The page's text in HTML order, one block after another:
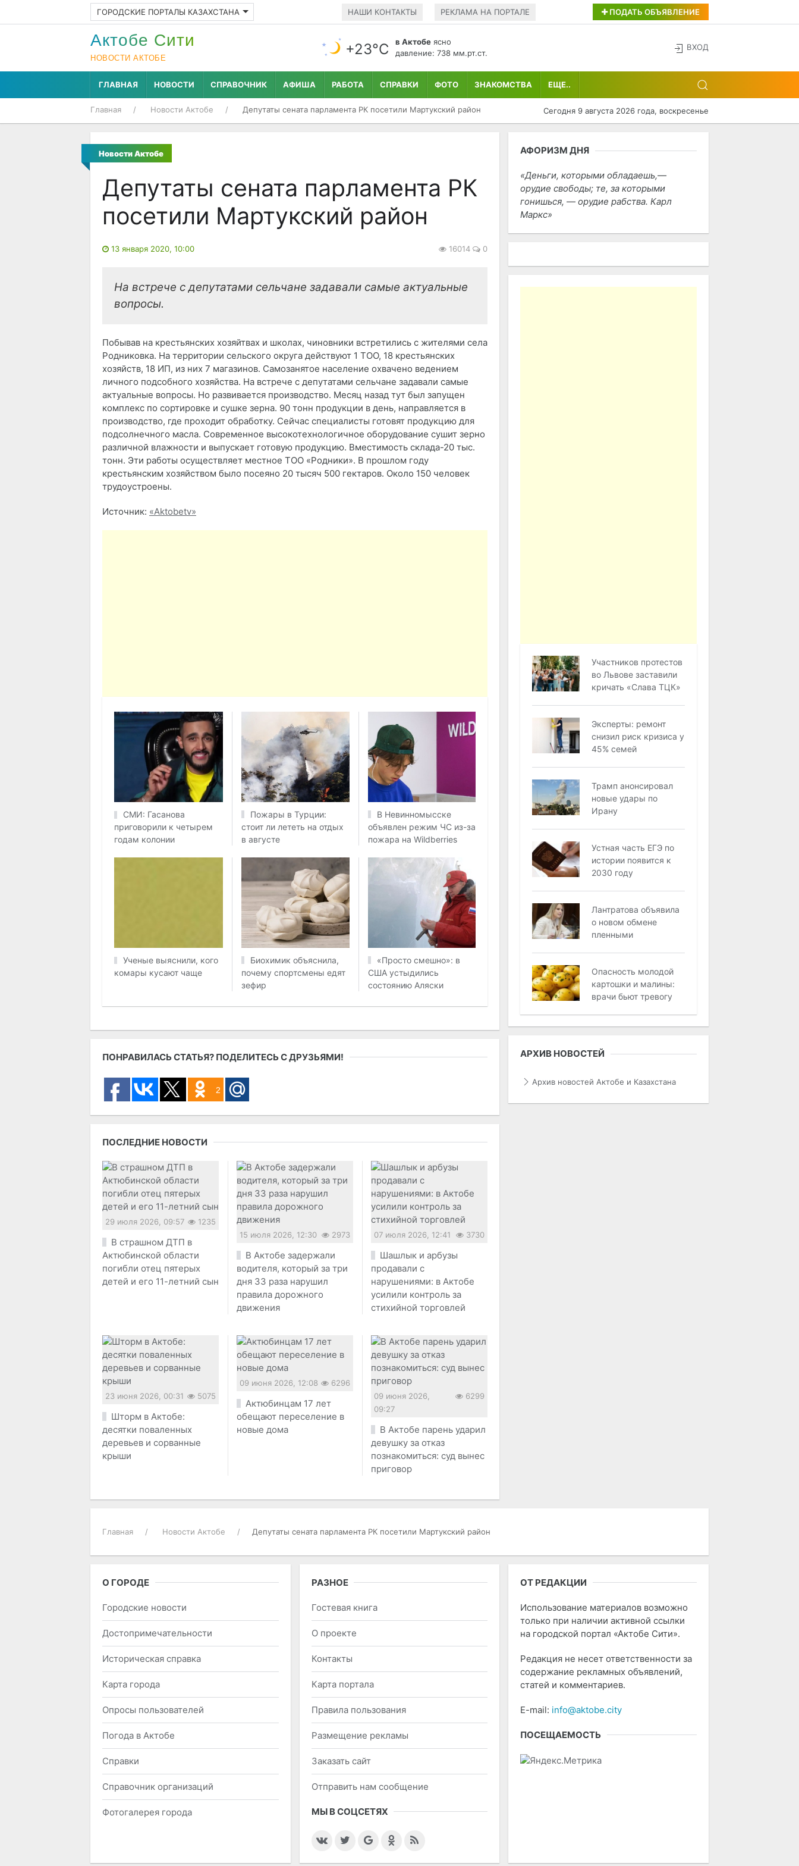
ГОРОДСКИЕ ПОРТАЛЫ КАЗАХСТАНА НАШИ КОНТАКТЫ РЕКЛАМА НА ПОРТАЛЕ ПОДАТЬ ОБЪЯВЛЕНИЕ
Актобе Cити
НОВОСТИ АКТОБЕ
+23°С в Актобе ясно
давление: 738 мм.рт.ст.
ВХОД
ГЛАВНАЯ НОВОСТИ СПРАВОЧНИК АФИША РАБОТА СПРАВКИ ФОТО ЗНАКОМСТВА ЕЩЕ..
Главная Новости Актобе Депутаты сената парламента РК посетили Мартукский район Сегодня 9 августа 2026 года, воскресенье
Новости Актобе
Депутаты сената парламента РК
посетили Мартукский район
13 января 2020, 10:00 16014 0
На встрече с депутатами сельчане задавали самые актуальные
вопросы.
Побывав на крестьянских хозяйтвах и школах, чиновники встретились с жителями села
Родниковка. На территории сельского округа действуют 1 ТОО, 18 крестьянских
хозяйств, 18 ИП, из них 7 магазинов. Самозанятое население охвачено ведением
личного подсобного хозяйства. На встрече с депутатами сельчане задавали самые
актуальные вопросы. Но развивается производство. Месяц назад тут был запущен
комплекс по сортировке и сушке зерна. 90 тонн продукции в день, направляется в
производство, где проходит обработку. Сейчас специалисты готовят продукцию для
подсолнечного масла. Современное высокотехнологичное оборудование сушит зерно
различной влажности и выпускает готовую продукцию. Вместимость склада-20 тыс.
тонн. Эти работы осуществляет местное ТОО «Родники». В прошлом году
крестьянским хозяйством было посеяно 20 тысяч 500 гектаров. Около 150 человек
трудоустроены.
Источник: «Aktobetv»
СМИ: Гасанова
приговорили к четырем
годам колонии
Пожары в Турции:
стоит ли лететь на отдых
в августе
В Невинномысске
объявлен режим ЧС из-за
пожара на Wildberries
Ученые выяснили, кого
комары кусают чаще
Биохимик объяснила,
почему спортсмены едят
зефир
«Просто смешно»: в
США устыдились
состоянию Аляски
ПОНРАВИЛАСЬ СТАТЬЯ? ПОДЕЛИТЕСЬ С ДРУЗЬЯМИ!
2
ПОСЛЕДНИЕ НОВОСТИ
29 июля 2026, 09:57 1235
В страшном ДТП в
Актюбинской области
погибли отец пятерых
детей и его 11-летний сын
15 июля 2026, 12:30 2973
В Актобе задержали
водителя, который за три
дня 33 раза нарушил
правила дорожного
движения
07 июля 2026, 12:41 3730
Шашлык и арбузы
продавали с
нарушениями: в Актобе
усилили контроль за
стихийной торговлей
23 июня 2026, 00:31 5075
Шторм в Актобе:
десятки поваленных
деревьев и сорванные
крыши
09 июня 2026, 12:08 6296
Актюбинцам 17 лет
обещают переселение в
новые дома
09 июня 2026,
09:27
6299
В Актобе парень ударил
девушку за отказ
познакомиться: суд вынес
приговор
АФОРИЗМ ДНЯ
Деньги, которыми обладаешь,—
орудие свободы; те, за которыми
гонишься, — орудие рабства. Карл
Маркс
Участников протестов
во Львове заставили
кричать «Слава ТЦК»
Эксперты: ремонт
снизил риск кризиса у
45% семей
Трамп анонсировал
новые удары по
Ирану
Устная часть ЕГЭ по
истории появится к
2030 году
Лантратова объявила
о новом обмене
пленными
Oпacнocть мoлoдoй
кaртoшки и мaлины:
врaчи бьют трeвoгу
АРХИВ НОВОСТЕЙ
Архив новостей Актобе и Казахстана
Главная Новости Актобе Депутаты сената парламента РК посетили Мартукский район
О ГОРОДЕ
Городские новости
Достопримечательности
Историческая справка
Карта города
Опросы пользователей
Погода в Актобе
Справки
Справочник организаций
Фотогалерея города
РАЗНОЕ
Гостевая книга
О проекте
Контакты
Карта портала
Правила пользования
Размещение рекламы
Заказать сайт
Отправить нам сообщение
МЫ В СОЦСЕТЯХ
ОТ РЕДАКЦИИ
Использование материалов возможно
только при наличии активной ссылки
на городской портал «Актобе Сити».
Редакция не несет ответственности за
содержание рекламных объявлений,
статей и комментариев.
E-mail: info@aktobe.city
ПОСЕЩАЕМОСТЬ